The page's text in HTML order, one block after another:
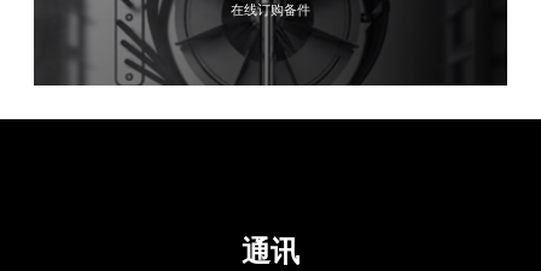
在线订购备件
通讯